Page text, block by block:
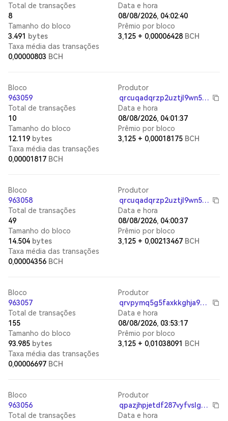
Total de transações
8
Data e hora
08/08/2026, 04:02:40
Tamanho do bloco
3.491
bytes
Prêmio por bloco
3,125 + 0,00006428 BCH
Taxa média das transações
0,00000803 BCH
Bloco
963059
Produtor
qrcuqadqrzp2uztjl9wn5sthepkg22majyxw4gmv6p
Total de transações
10
Data e hora
08/08/2026, 04:01:37
Tamanho do bloco
12.119 bytes
Prêmio por bloco
3,125 + 0,00018175 BCH
Taxa média das transações
0,00001817 BCH
Bloco
963058
Produtor
qrcuqadqrzp2uztjl9wn5sthepkg22majyxw4gmv6p
Total de transações
49
Data e hora
08/08/2026, 04:00:37
Tamanho do bloco
14.504 bytes
Prêmio por bloco
3,125 + 0,00213467 BCH
Taxa média das transações
0,00004356 BCH
Bloco
963057
Produtor
qrvpymq5g5faxkkghja9q8yng4d0wak63q0ghpvk92
Total de transações
155
Data e hora
08/08/2026, 03:53:17
Tamanho do bloco
93.985 bytes
Prêmio por bloco
3,125 + 0,01038091
BCH
Taxa média das transações
0,00006697 BCH
Bloco
963056
Produtor
qpazjhpjetdf287vyfvslgg868mdqs4p2v0583dq6t
Total de transações
Data e hora